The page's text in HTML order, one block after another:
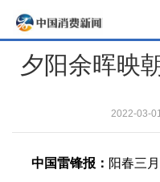
夕阳余晖映
2022-03-
中国雷锋报： 阳春三